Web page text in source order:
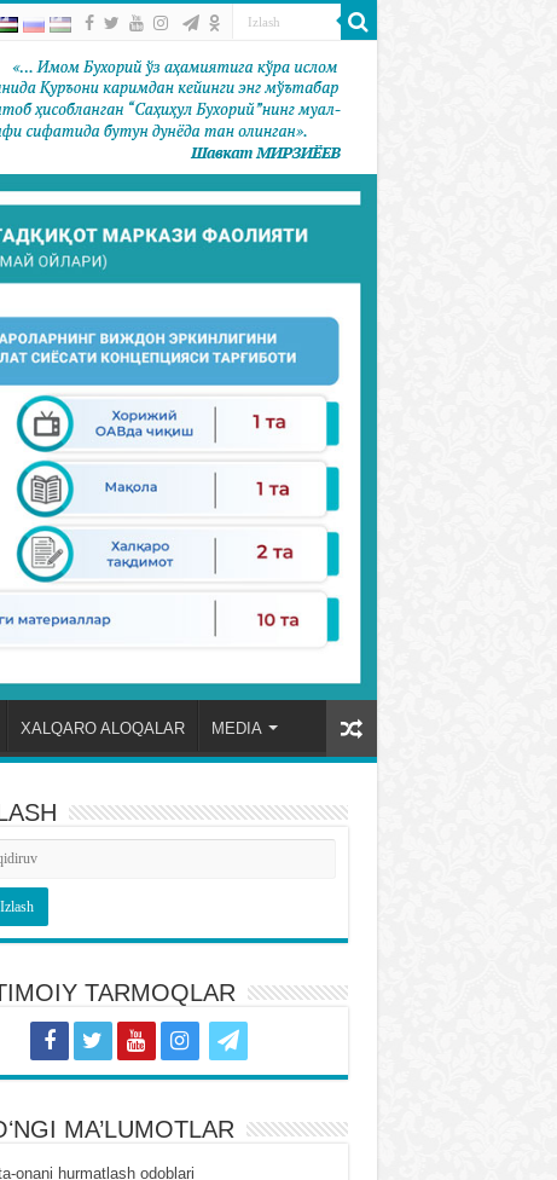
XALQARO ALOQALAR MEDIA
TARMOQLAR
MA’LUMOTLAR
onani hurmatlash odoblari